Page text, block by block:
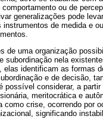
ou de
generalizações pode
de medida e
de uma organização
nela
identificam as formas
e de decisão,
considerar, a
meritocrática e
crise, ocorrendo por
significando